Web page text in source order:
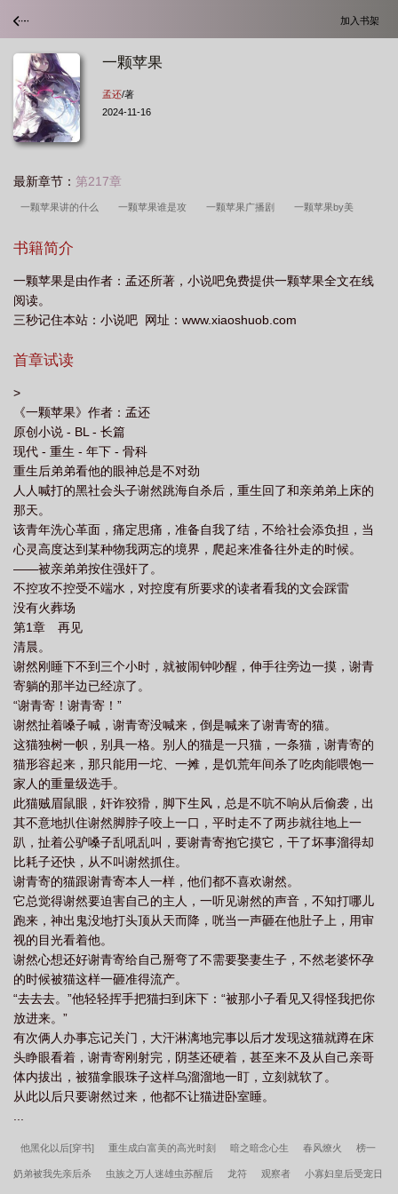
加入书架
一颗苹果
孟还/著
2024-11-16
最新章节： 第217章
一颗苹果讲的什么 一颗苹果谁是攻 一颗苹果广播剧 一颗苹果by美
果未删减全文免费阅读百度
词 一颗苹果番外 一颗苹果还是一个苹果 一颗苹果孟还 一颗苹果txt全
文
免费阅读 一颗苹果骨科by孟还
年下 一颗苹果谢青寄谢然
结局 一颗苹果by孟还未减测版txt
语怎么说 一颗苹果by孟然 一颗苹果by孟还全文阅读
阅读 一颗苹果结局是he还是be 一颗苹果by 一颗苹果by孟还免费阅读全文
无删减
书籍简介
一颗苹果是由作者：孟还所著，小说吧免费提供一颗苹果全文在线
阅读。
三秒记住本站：小说吧 网址：www.xiaoshuob.com
首章试读
>
《一颗苹果》作者：孟还
原创小说 - BL - 长篇
现代 - 重生 - 年下 - 骨科
重生后弟弟看他的眼神总是不对劲
人人喊打的黑社会头子谢然跳海自杀后，重生回了和亲弟弟上床的
那天。
该青年洗心革面，痛定思痛，准备自我了结，不给社会添负担，当
心灵高度达到某种物我两忘的境界，爬起来准备往外走的时候。
——被亲弟弟按住强奸了。
不控攻不控受不端水，对控度有所要求的读者看我的文会踩雷
没有火葬场
第1章 再见
清晨。
谢然刚睡下不到三个小时，就被闹钟吵醒，伸手往旁边一摸，谢青
寄躺的那半边已经凉了。
“谢青寄！谢青寄！”
谢然扯着嗓子喊，谢青寄没喊来，倒是喊来了谢青寄的猫。
这猫独树一帜，别具一格。别人的猫是一只猫，一条猫，谢青寄的
猫形容起来，那只能用一坨、一摊，是饥荒年间杀了吃肉能喂饱一
家人的重量级选手。
此猫贼眉鼠眼，奸诈狡猾，脚下生风，总是不吭不响从后偷袭，出
其不意地扒住谢然脚脖子咬上一口，平时走不了两步就往地上一
趴，扯着公驴嗓子乱吼乱叫，要谢青寄抱它摸它，干了坏事溜得却
比耗子还快，从不叫谢然抓住。
谢青寄的猫跟谢青寄本人一样，他们都不喜欢谢然。
它总觉得谢然要迫害自己的主人，一听见谢然的声音，不知打哪儿
跑来，神出鬼没地打头顶从天而降，咣当一声砸在他肚子上，用审
视的目光看着他。
谢然心想还好谢青寄给自己掰弯了不需要娶妻生子，不然老婆怀孕
的时候被猫这样一砸准得流产。
“去去去。”他轻轻挥手把猫扫到床下：“被那小子看见又得怪我把你
放进来。”
有次俩人办事忘记关门，大汗淋漓地完事以后才发现这猫就蹲在床
头睁眼看着，谢青寄刚射完，阴茎还硬着，甚至来不及从自己亲哥
体内拔出，被猫拿眼珠子这样乌溜溜地一盯，立刻就软了。
从此以后只要谢然过来，他都不让猫进卧室睡。
他黑化以后[穿书] 重生成白富美的高光时刻 暗之暗念心生 春风燎火 榜一
奶弟被我先亲后杀 虫族之万人迷雄虫苏醒后 龙符 观察者 小寡妇皇后受宠日